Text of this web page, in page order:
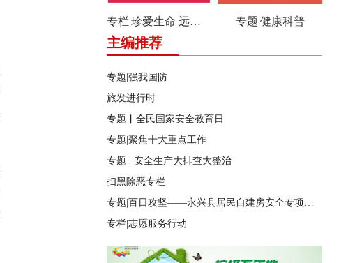
专栏|珍爱生命 远离毒品 专题|健康科普
主编推荐
专题|强我国防
旅发进行时
专题▏全民国家安全教育日
专题|聚焦十大重点工作
专题 | 安全生产大排查大整治
扫黑除恶专栏
专题|百日攻坚——永兴县居民自建房安全专项整治
专栏|志愿服务行动